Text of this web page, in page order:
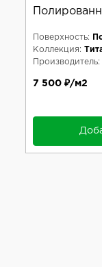
Поверхность:
Коллекция:
Производитель:
7 500 ₽/м2